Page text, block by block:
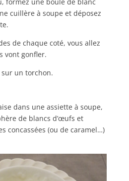
cuillère à soupe et déposez
de chaque coté, vous allez
vont gonfler.
sur un torchon.
dans une assiette à soupe,
de blancs d’œufs et
concassées (ou de caramel…)